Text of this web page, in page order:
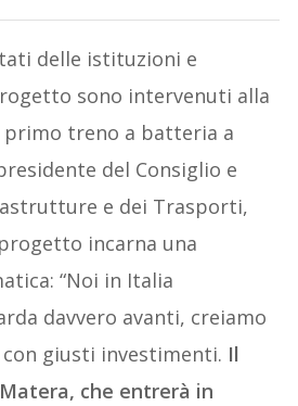
delle istituzioni e
sono intervenuti alla
primo treno a batteria a
del Consiglio e
e dei Trasporti,
incarna una
“Noi in Italia
davvero avanti, creiamo
con giusti investimenti. Il
che entrerà in